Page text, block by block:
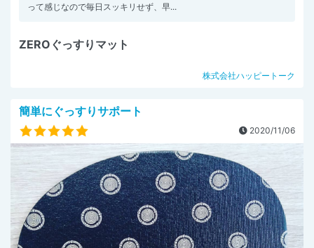
って感じなので毎日スッキリせず、早...
ZEROぐっすりマット
株式会社ハッピートーク
簡単にぐっすりサポート
2020/11/06